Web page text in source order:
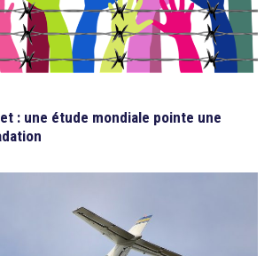
: une étude mondiale pointe une